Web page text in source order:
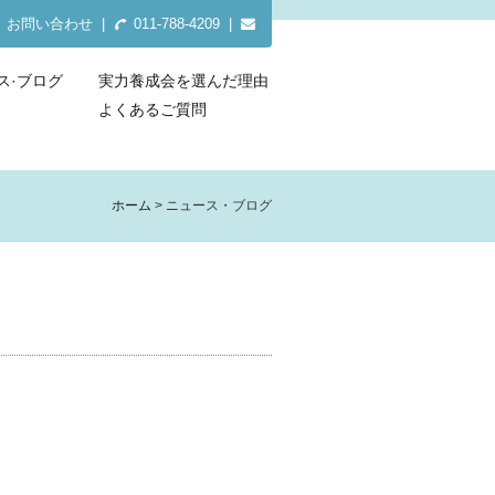
お問い合わせ 011-788-4209 |
·ブログ
実力養成会を選んだ理由
よくあるご質問
ホーム ニュース・ブログ